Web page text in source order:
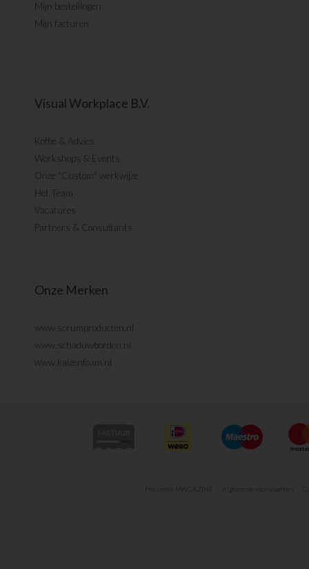
Mijn bestellingen
Mijn facturen
Visual Workplace B.V.
Koffie & Advies
Workshops & Events
Onze "Custom" werkwijze
Het Team
Vacatures
Partners & Consultants
Onze Merken
www.scrumproducten.nl
www.schaduwborden.nl
www.kaizenfoam.nl
Pre-order MAGAZINE Algemene voorwaarden